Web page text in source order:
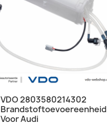
Snel bekijken
VDO 2803580214302
Brandstoftoevoereenheid
Voor Audi